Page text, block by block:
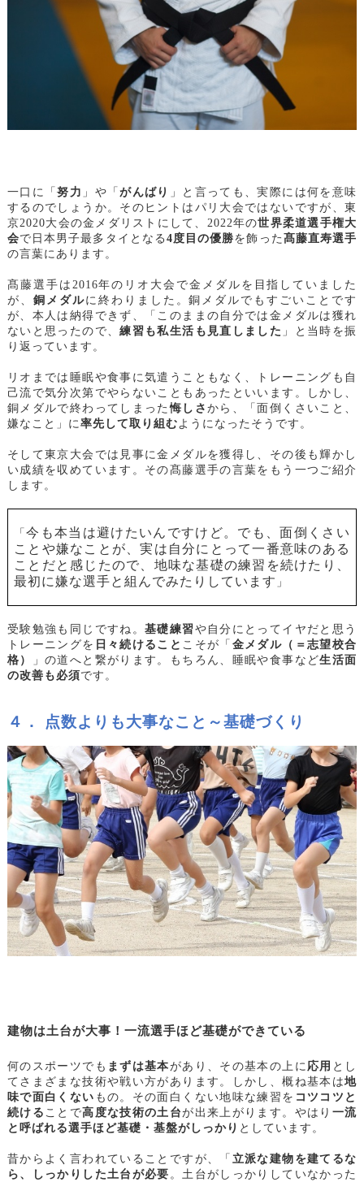
一口に「努力 」や「がんばり
」と言っても、実際には何を意味
するのでしょうか。そのヒントはパリ大会ではないですが、東
京2020大会の金メダリストにして、2022年の世界柔道選手権大
会で日本男子最多タイとなる 4度目の優勝を飾った 髙藤直寿選手
の言葉にあります。
髙藤選手は2016年のリオ大会で金メダルを目指していました
が、 銅メダルに終わりました。銅メダルでもすごいことです
が、本人は納得できず、「 このままの自分では金メダルは獲れ
ないと思ったので、練習も私生活も見直しました 」と当時を振
り返っています。
リオまでは睡眠や食事に気遣うこともなく、トレーニングも自
己流で気分次第でやらないこともあったといいます。しかし、
銅メダルで終わってしまった悔しさ から、「 面倒くさいこと、
嫌なこと 」に率先して取り組むようになったそうです。
そして東京大会では見事に金メダルを獲得し、その後も輝かし
い成績を収めています。その髙藤選手の言葉をもう一つご紹介
します。
「今も本当は避けたいんですけど。でも、面倒くさい
ことや嫌なことが、実は自分にとって一番意味のある
ことだと感じたので、地味な基礎の練習を続けたり、
最初に嫌な選手と組んでみたりしています 」
受験勉強も同じですね。基礎練習や自分にとってイヤだと思う
トレーニングを 日々続けること こそが「 金メダル（＝志望校合
格）
」の道へと繋がります。もちろん、睡眠や食事など生活面
の改善も必須です。
４． 点数よりも大事なこと～基礎づくり
建物は土台が大事！一流選手ほど基礎ができている
何のスポーツでも まずは基本があり、その基本の上に 応用 とし
てさまざまな技術や戦い方があります。しかし、概ね基本は地
味で面白くない もの。その面白くない地味な練習を コツコツと
続ける ことで高度な技術の土台が出来上がります。やはり 一流
と呼ばれる選手ほど基礎・基盤がしっかり としています。
昔からよく言われていることですが、「 立派な建物を建てるな
ら、しっかりした土台が必要 。土台がしっかりしていなかった